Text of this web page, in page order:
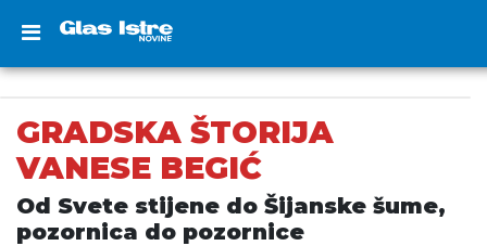
GRADSKA ŠTORIJA
VANESE BEGIĆ
Od Svete stijene do Šijanske šume,
pozornica do pozornice